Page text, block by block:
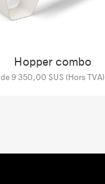
Hopper combo
de 9 350,00 $US (Hors TVA)